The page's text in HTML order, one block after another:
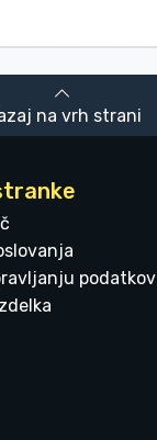
na vrh strani
podatkov